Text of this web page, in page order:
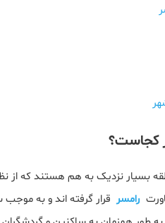
کجاست؟
بسیار نزدیک به هم هستند که از
رامسر قرار گرفته اند و به